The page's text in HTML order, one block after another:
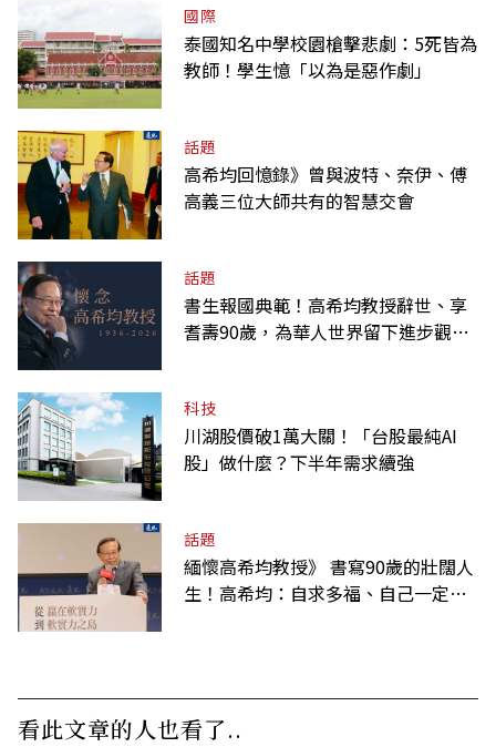
國際
泰國知名中學校園槍擊悲劇：5死皆為
教師！學生憶「以為是惡作劇」
話題
高希均回憶錄》曾與波特、奈伊、傅
高義三位大師共有的智慧交會
話題
書生報國典範！高希均教授辭世、享
耆壽90歲，為華人世界留下進步觀念
科技
川湖股價破1萬大關！「台股最純AI
股」做什麼？下半年需求續強
話題
緬懷高希均教授》 書寫90歲的壯闊人
生！高希均：自求多福、自己一定要
看此文章的人也看了..